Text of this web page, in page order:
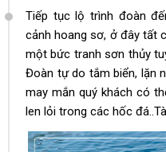
Tiếp tục lộ trình đoàn
cảnh hoang sơ, ở đây tất
một bức tranh sơn thủy
Đoàn tự do tắm biển, lặn
may mắn quý khách có
len lỏi trong các hốc